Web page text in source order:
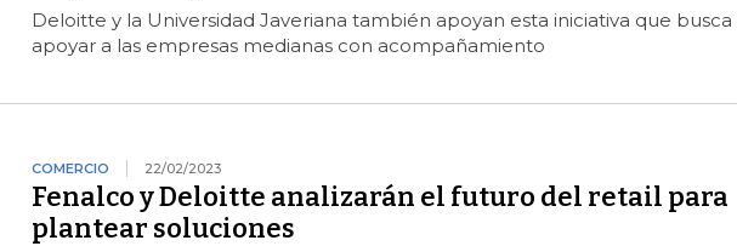
Deloitte y la Universidad Javeriana también apoyan esta iniciativa que busca
apoyar a las empresas medianas con acompañamiento
COMERCIO 22/02/2023
Fenalco y Deloitte analizarán el futuro del retail para
plantear soluciones